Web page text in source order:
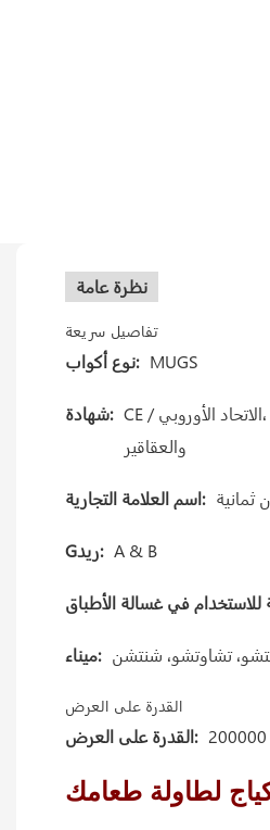
نظرة عامة
تفاصيل سريعة
نوع أكواب: MUGS
شهادة: CE / الاتحاد الأوروبي، LFGB، SGS، ادارة الاغذية
والعقاقير
اسم العلامة التجارية: ثمانية
Gريد: A & B
ميناء: تشاوتشو، شنتشن
القدرة على العرض
القدرة على العرض: